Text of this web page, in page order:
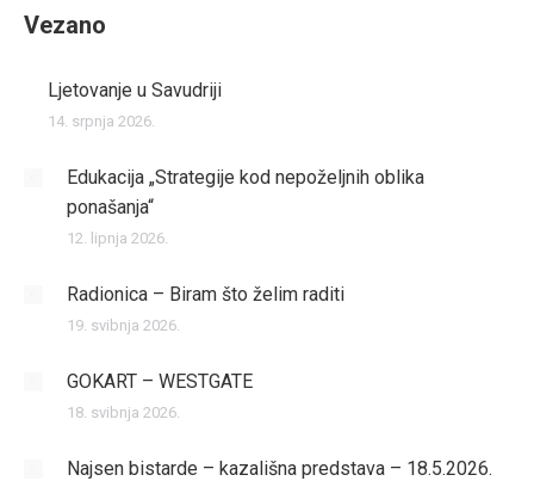
Vezano
Ljetovanje u Savudriji
14. srpnja 2026.
Edukacija „Strategije kod nepoželjnih oblika
ponašanja“
12. lipnja 2026.
Radionica – Biram što želim raditi
19. svibnja 2026.
GOKART – WESTGATE
18. svibnja 2026.
Najsen bistarde – kazališna predstava – 18.5.2026.